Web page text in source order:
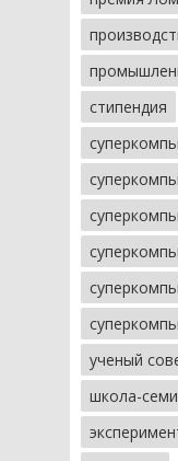
стипендия
ученый
школа-